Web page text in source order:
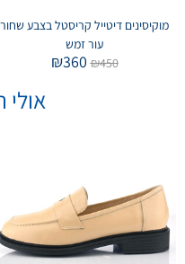
מוקיסינים דיטייל קריסטל בצבע שחור
עור זמש
₪450
₪360